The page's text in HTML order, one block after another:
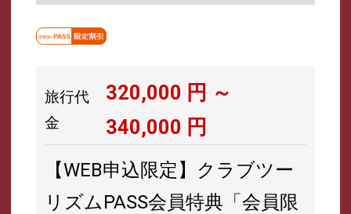
旅行代
金
320,000 円 ～
340,000 円
【WEB申込限定】クラブツー
リズムPASS会員特典「会員限